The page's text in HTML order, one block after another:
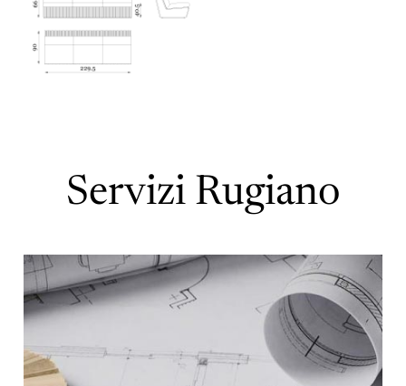
Servizi Rugiano